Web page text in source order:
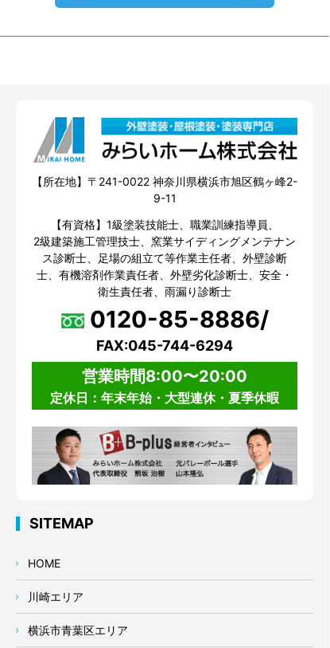
【所在地】〒241-0022 神奈川県横浜市旭区鶴ヶ峰2-
9-11
【有資格】1級塗装技能士、職業訓練指導員、
2級建築施工管理技士、窯業サイディングメンテナン
ス診断士、足場の組立て等作業主任者、外壁診断
士、有機溶剤作業責任者、外壁劣化診断士、安全・
衛生責任者、雨漏り診断士
0120-85-8886/
FAX:045-744-6294
営業時間8:00〜20:00
定休日：年末年始・大型連休・夏季休暇
SITEMAP
HOME
川崎エリア
横浜市青葉区エリア